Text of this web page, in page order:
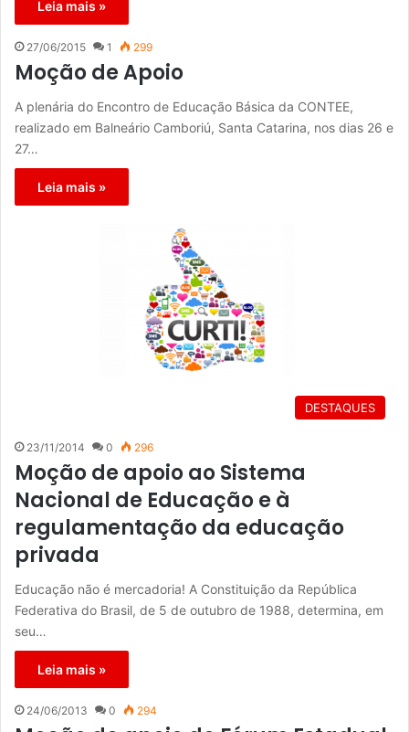
Leia mais »
27/06/2015 1 299
Moção de Apoio
A plenária do Encontro de Educação Básica da CONTEE,
realizado em Balneário Camboriú, Santa Catarina, nos dias 26 e
27…
Leia mais »
DESTAQUES
23/11/2014 0 296
Moção de apoio ao Sistema
Nacional de Educação e à
regulamentação da educação
privada
Educação não é mercadoria! A Constituição da República
Federativa do Brasil, de 5 de outubro de 1988, determina, em
seu…
Leia mais »
24/06/2013 0 294